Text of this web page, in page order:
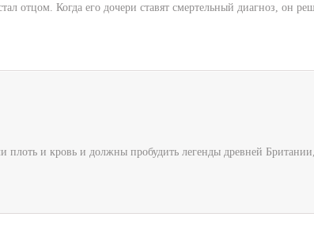
отцом. Когда его дочери ставят смертельный диагноз, он
плоть и кровь и должны пробудить легенды древней